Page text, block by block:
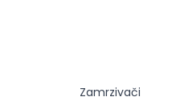
Zamrzivači